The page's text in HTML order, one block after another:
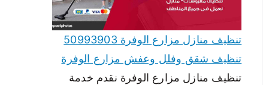
تنظيف منازل مزارع الوفرة 50993903
تنظيف شقق وفلل وعفش مزارع الوفرة
تنظيف منازل مزارع الوفرة نقدم خدمة